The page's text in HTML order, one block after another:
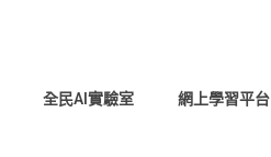
全民AI實驗室 網上學習平台